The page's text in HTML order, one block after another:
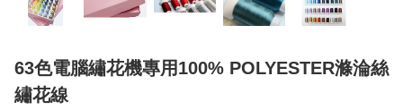
63色電腦繡花機專用100% POLYESTER滌淪絲
繡花線